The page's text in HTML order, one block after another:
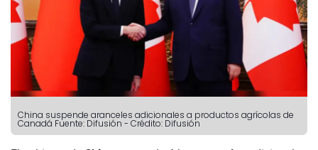
China suspende aranceles adicionales a productos agrícolas de
Canadá Fuente: Difusión - Crédito: Difusión